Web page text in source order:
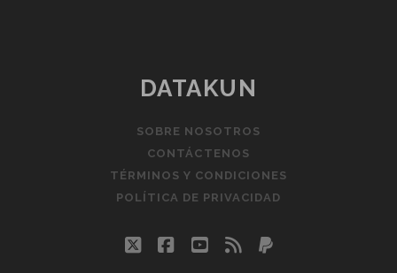
DATAKUN
SOBRE NOSOTROS
CONTÁCTENOS
TÉRMINOS Y CONDICIONES
POLÍTICA DE PRIVACIDAD
twitterfacebook
youtube
rss paypal